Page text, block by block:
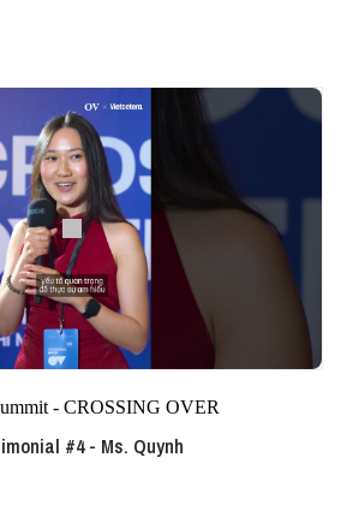
- CROSSING OVER
#4 - Ms. Quynh